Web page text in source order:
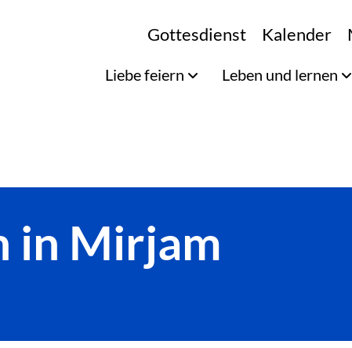
Gottesdienst Kalender
Liebe feiern Leben und lernen
in Mirjam